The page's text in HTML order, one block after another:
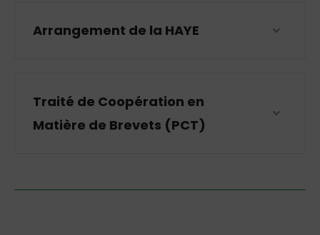
Arrangement de la HAYE
Traité de Coopération en
Matière de Brevets (PCT)